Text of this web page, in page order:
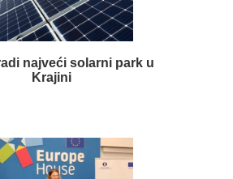
najveći solarni park u
Krajini